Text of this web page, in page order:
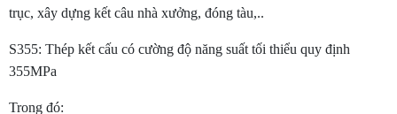
trục, xây dựng kết câu nhà xưởng, đóng tàu,..
S355: Thép kết cấu có cường độ năng suất tối thiểu quy định
355MPa
Trong đó: